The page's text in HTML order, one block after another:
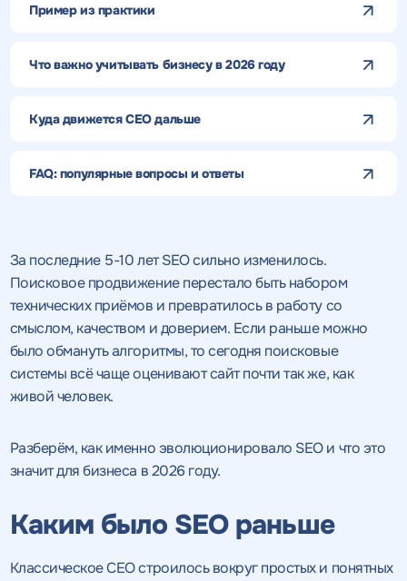
Пример из практики
Что важно учитывать бизнесу в 2026 году
Куда движется СЕО дальше
FAQ: популярные вопросы и ответы
За последние 5-10 лет SEO сильно изменилось.
Поисковое продвижение перестало быть набором
технических приёмов и превратилось в работу со
смыслом, качеством и доверием. Если раньше можно
было обмануть алгоритмы, то сегодня поисковые
системы всё чаще оценивают сайт почти так же, как
живой человек.
Разберём, как именно эволюционировало SEO и что это
значит для бизнеса в 2026 году.
Каким было SEO раньше
Классическое СЕО строилось вокруг простых и понятных